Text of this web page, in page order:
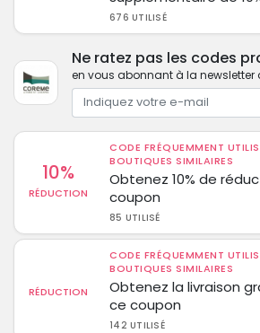
676 UTILISÉ
Ne ratez pas les codes
en vous abonnant à la newsletter
10%
RÉDUCTION
CODE FRÉQUEMMENT
BOUTIQUES SIMILAIRES
Obtenez 10% de
coupon
85 UTILISÉ
RÉDUCTION
CODE FRÉQUEMMENT
BOUTIQUES SIMILAIRES
Obtenez la livraison
ce coupon
142 UTILISÉ